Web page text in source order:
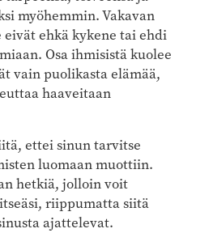
myöhemmin. Vakavan
eivät ehkä kykene tai ehdi
Osa ihmisistä kuolee
vain puolikasta elämää,
haaveitaan
ettei sinun tarvitse
luomaan muottiin.
hetkiä, jolloin voit
riippumatta siitä
ajattelevat.